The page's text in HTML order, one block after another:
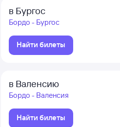
в Бургос
Бордо - Бургос
Найти билеты
в Валенсию
Бордо - Валенсия
Найти билеты